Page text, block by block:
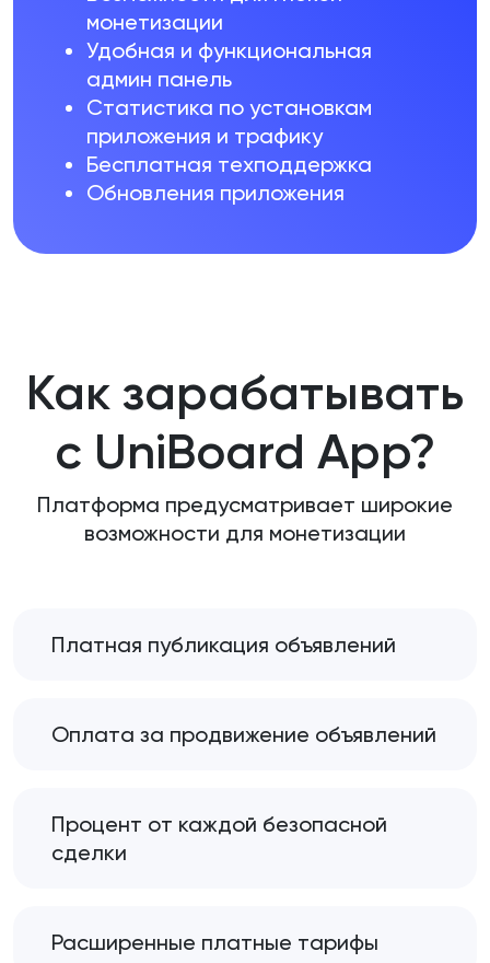
монетизации
Удобная и функциональная
админ панель
Статистика по установкам
приложения и трафику
Бесплатная техподдержка
Обновления приложения
Как зарабатывать
с UniBoard App?
Платформа предусматривает широкие
возможности для монетизации
Платная публикация объявлений
Оплата за продвижение объявлений
Процент от каждой безопасной
сделки
Расширенные платные тарифы